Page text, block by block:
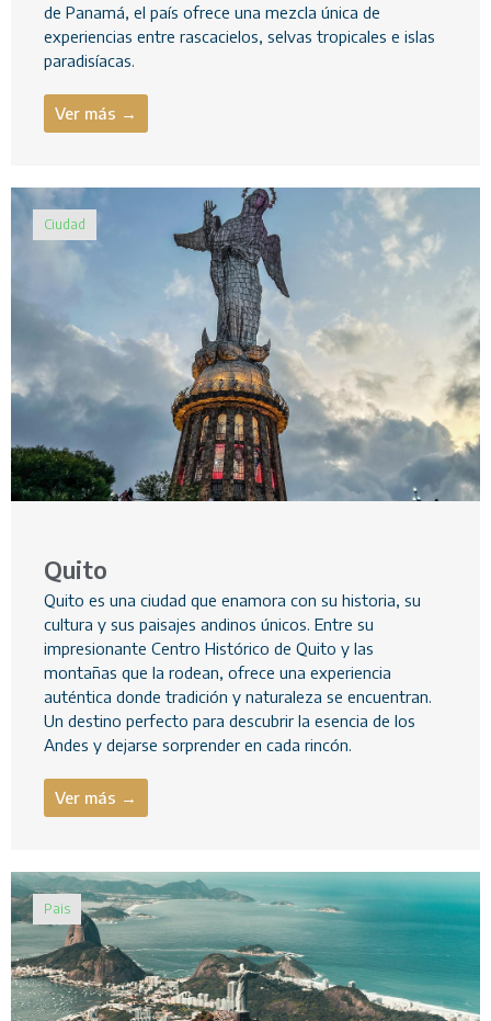
de Panamá, el país ofrece una mezcla única de
experiencias entre rascacielos, selvas tropicales e islas
paradisíacas.
Ver más →
Ciudad
Quito
Quito es una ciudad que enamora con su historia, su
cultura y sus paisajes andinos únicos. Entre su
impresionante Centro Histórico de Quito y las
montañas que la rodean, ofrece una experiencia
auténtica donde tradición y naturaleza se encuentran.
Un destino perfecto para descubrir la esencia de los
Andes y dejarse sorprender en cada rincón.
Ver más →
Pais